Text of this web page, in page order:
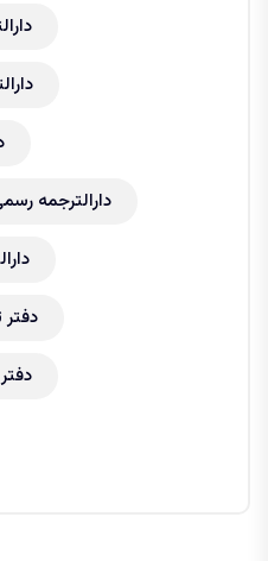
دارالترجمه
دفتر